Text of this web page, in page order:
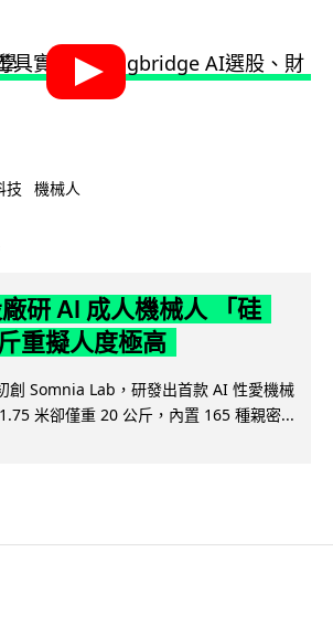
技 機械人
研 AI 成人機械人 「硅
重擬人度極高
創 Somnia Lab，研發出首款 AI 性愛機械
米卻僅重 20 公斤，內置 165 種親密...